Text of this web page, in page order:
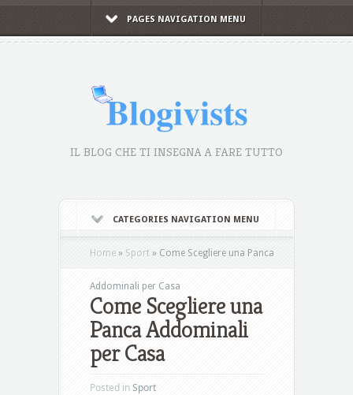
PAGES NAVIGATION MENU
IL BLOG CHE TI INSEGNA A FARE TUTTO
CATEGORIES NAVIGATION MENU
Home » Sport » Come Scegliere una Panca
Addominali per Casa
Come Scegliere una
Panca Addominali
per Casa
Posted inSport